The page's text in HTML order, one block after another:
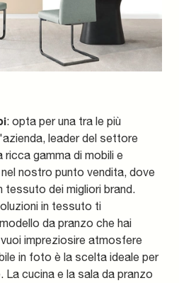
: opta per una tra le più
leader del settore
ricca gamma di mobili e
nostro punto vendita, dove
tessuto dei migliori brand.
in tessuto ti
da pranzo che hai
impreziosire atmosfere
in foto è la scelta ideale per
La cucina e la sala da pranzo